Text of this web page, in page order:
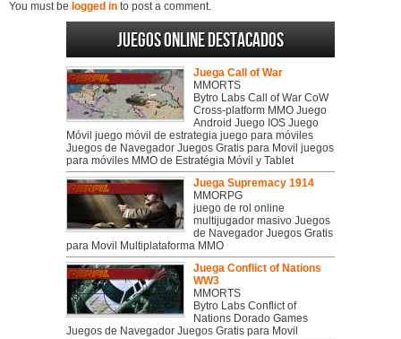
You must be logged in to post a comment.
Juegos online destacados
Juega Call of War
MMORTS
Bytro Labs Call of War CoW
Cross-platform MMO Juego
Android Juego IOS Juego
Móvil juego móvil de estrategia juego para móviles
Juegos de Navegador Juegos Gratis para Movil juegos
para móviles MMO de Estratégia Móvil y Tablet
Juega Supremacy 1914
MMORPG
juego de rol online
multijugador masivo Juegos
de Navegador Juegos Gratis
para Movil Multiplataforma MMO
Juega Conflict of Nations
WW3
MMORTS
Bytro Labs Conflict of
Nations Dorado Games
Juegos de Navegador Juegos Gratis para Movil